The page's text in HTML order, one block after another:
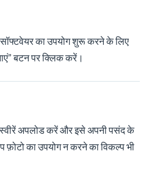
का उपयोग शुरू करने के लिए
बटन पर क्लिक करें।
अपलोड करें और इसे अपनी पसंद के
का उपयोग न करने का विकल्प भी